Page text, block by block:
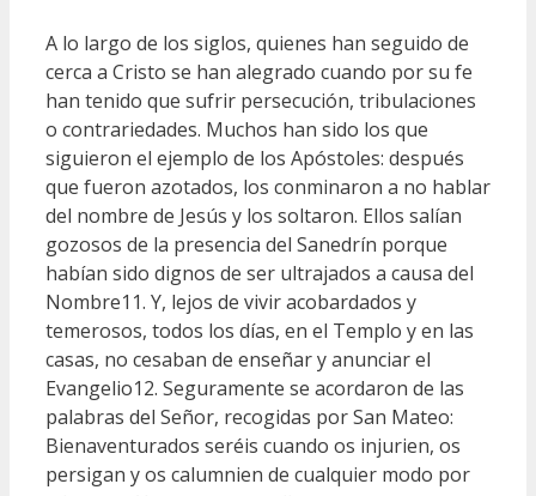
A lo largo de los siglos, quienes han seguido de
cerca a Cristo se han alegrado cuando por su fe
han tenido que sufrir persecución, tribulaciones
o contrariedades. Muchos han sido los que
siguieron el ejemplo de los Apóstoles: después
que fueron azotados, los conminaron a no hablar
del nombre de Jesús y los soltaron. Ellos salían
gozosos de la presencia del Sanedrín porque
habían sido dignos de ser ultrajados a causa del
Nombre11. Y, lejos de vivir acobardados y
temerosos, todos los días, en el Templo y en las
casas, no cesaban de enseñar y anunciar el
Evangelio12. Seguramente se acordaron de las
palabras del Señor, recogidas por San Mateo:
Bienaventurados seréis cuando os injurien, os
persigan y os calumnien de cualquier modo por